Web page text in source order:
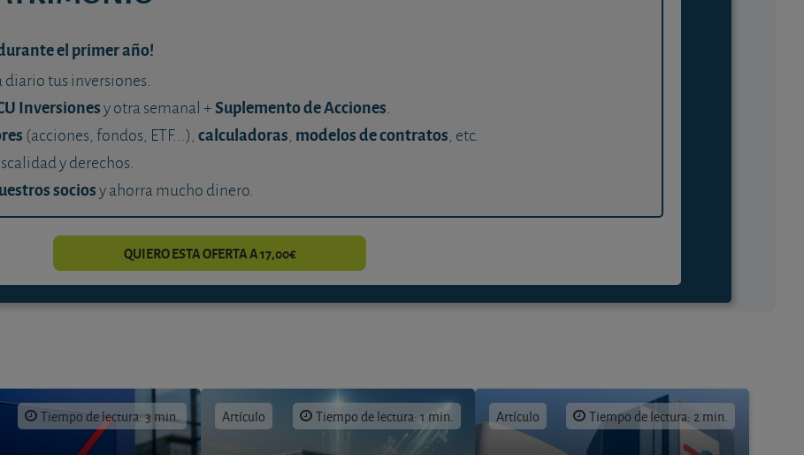
el primer año!
diario tus inversiones.
Inversionesy otra semanal +Suplemento de Acciones.
(acciones, fondos, ETF...), calculadoras, modelos de contratos, etc.
y derechos.
sociosy ahorra mucho dinero.
QUIERO ESTA OFERTA A 17,00€
Tiempo de lectura: 3 min. Artículo Tiempo de lectura: 1 min. Artículo Tiempo de lectura: 2 min.